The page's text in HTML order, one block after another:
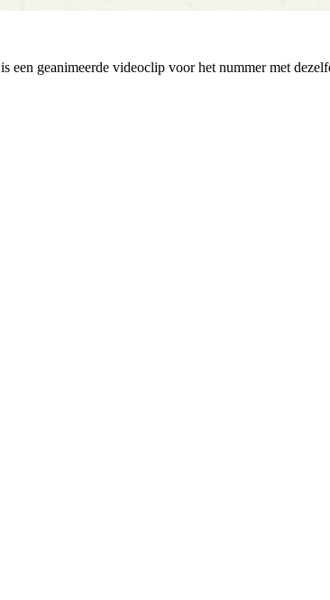
is een geanimeerde videoclip voor het nummer met